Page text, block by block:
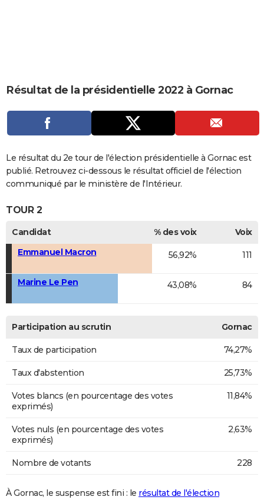
CARTE DE VOEUX
DICTIONNAIRE
Dictionnaire
Biographies
Expressions
Proverbes
PROGRAMME TV
COPAINS D'AVANT
Se connecter
Collèges
Universités
Entreprises
Service militaire
Avis de recherche
AVIS DE DÉCÈS
FORUM
Bricolage
Culture
Television
Voyage
Résultat de la présidentielle 2022 à Gornac
Le résultat du 2e tour de l'élection présidentielle à Gornac est
publié. Retrouvez ci-dessous le résultat officiel de l'élection
communiqué par le ministère de l'Intérieur.
TOUR 2
Candidat % des voix
Voix
Emmanuel Macron
56,92% 111
Marine Le Pen 43,08% 84
Participation au scrutin Gornac
Taux de participation 74,27%
Taux d'abstention 25,73%
Votes blancs (en pourcentage des votes
exprimés)
11,84%
Votes nuls (en pourcentage des votes
exprimés)
2,63%
Nombre de votants 228
À Gornac, le suspense est fini : le résultat de l'élection